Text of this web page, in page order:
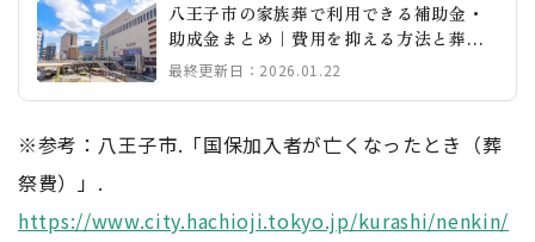
八王子市の家族葬で利用できる補助金・
助成金まとめ｜費用を抑える方法と葬儀
社の選び方
最終更新日：2026.01.22
※参考：八王子市.「国保加入者が亡くなったとき（葬
祭費）」.
https://www.city.hachioji.tokyo.jp/kurashi/nenkin/